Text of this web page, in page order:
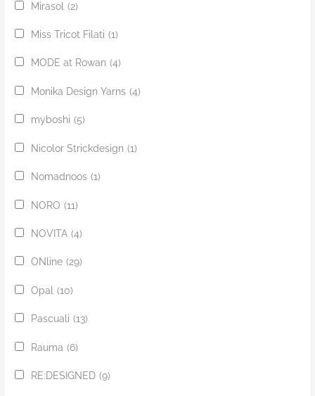
Mirasol (2)
Miss Tricot Filati (1)
MODE at Rowan (4)
Monika Design Yarns (4)
myboshi (5)
Nicolor Strickdesign (1)
Nomadnoos (1)
NORO (11)
NOVITA (4)
ONline (29)
Opal (10)
Pascuali (13)
Rauma (6)
RE:DESIGNED (9)